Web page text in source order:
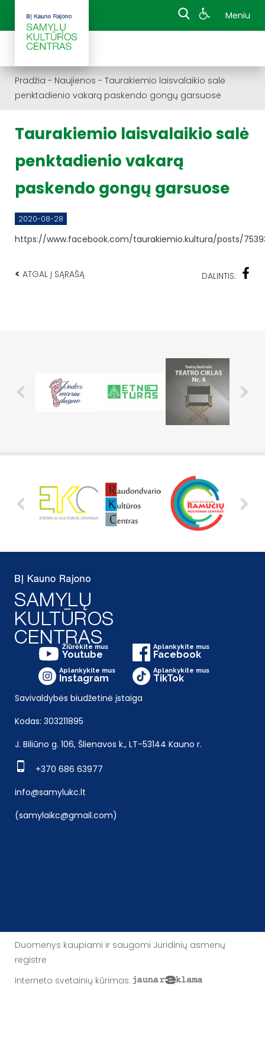
Meniu
Pradžia - Naujienos - Taurakiemio laisvalaikio salė
penktadienio vakarą paskendo gongų garsuose
Taurakiemio laisvalaikio salė
penktadienio vakarą
paskendo gongų garsuose
2020-08-28
https://www.facebook.com/taurakiemio.kultura/posts/
< ATGAL Į SĄRAŠĄ DALINTIS:
Žiūrėkite mus
Youtube
Aplankykite mus
Facebook
Aplankykite mus
Instagram
Aplankykite mus
TikTok
Savivaldybės biudžetinė įstaiga
Kodas: 303211895
J. Biliūno g. 106, Šlienavos k., LT-53144 Kauno r.
+370 686 63977
info@samylukc.lt
(samylaikc@gmail.com)
Duomenys kaupiami ir saugomi Juridinių asmenų
registre
Interneto svetainių kūrimas: